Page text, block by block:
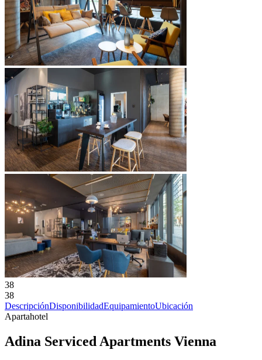
38
38
DescripciónDisponibilidadEquipamientoUbicación
Apartahotel
Adina Serviced Apartments Vienna